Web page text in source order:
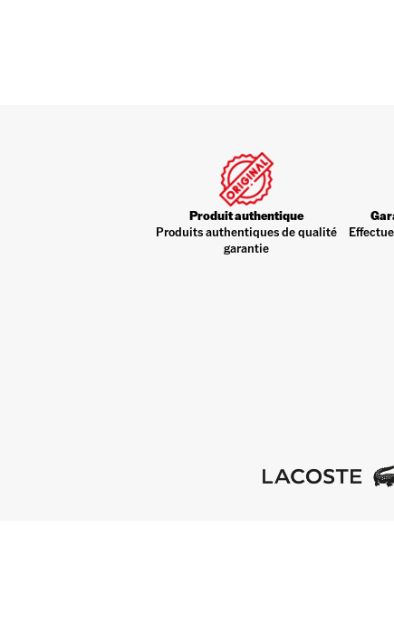
Produit authentique
Produits authentiques de qualité
garantie